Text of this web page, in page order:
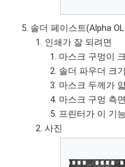
솔더 페이스트(Alpha
인쇄가 잘 되려면
마스크 구멍이
솔더 파우더 크
마스크 두께가
마스크 구멍 측
프린터가 이 기
사진